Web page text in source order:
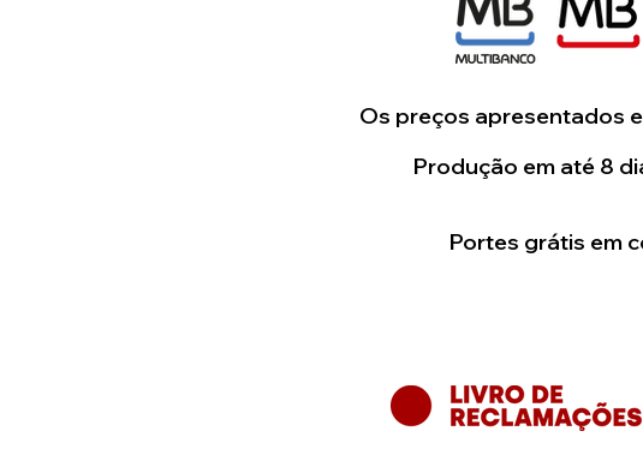
Os preços apresentados
Produção em até 8
Portes grátis em